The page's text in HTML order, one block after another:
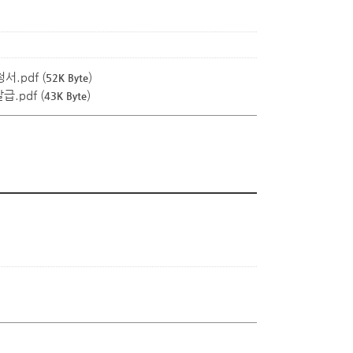
서.pdf(52K Byte)
급.pdf(43K Byte)